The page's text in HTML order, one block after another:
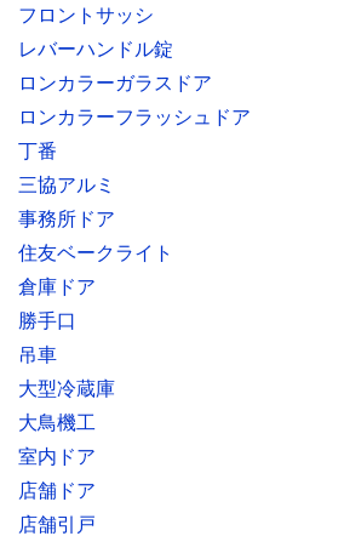
フロントサッシ
レバーハンドル錠
ロンカラーガラスドア
ロンカラーフラッシュドア
丁番
三協アルミ
事務所ドア
住友ベークライト
倉庫ドア
勝手口
吊車
大型冷蔵庫
大鳥機工
室内ドア
店舗ドア
店舗引戸